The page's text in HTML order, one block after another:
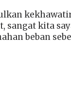
sangat kita
beban